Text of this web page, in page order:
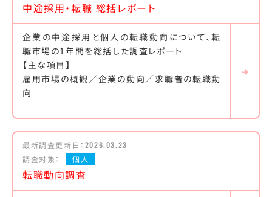
中途採用・転職 総括レポート
企業の中途採用と個人の転職動向について、転
職市場の1年間を総括した調査レポート
【主な項目】
雇用市場の概観／企業の動向／求職者の転職動
向
最新調査更新日： 2026.03.23
調査対象：
個人
転職動向調査